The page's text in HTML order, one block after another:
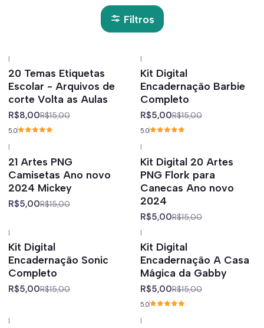
Filtros
|
20 Temas Etiquetas
Escolar - Arquivos de
corte Volta as Aulas
R$8,00R$15,00
5.0
|
Kit Digital
Encadernação Barbie
Completo
R$5,00R$15,00
5.0
|
21 Artes PNG
Camisetas Ano novo
2024 Mickey
R$5,00R$15,00
|
Kit Digital 20 Artes
PNG Flork para
Canecas Ano novo
2024
R$5,00R$15,00
|
Kit Digital
Encadernação Sonic
Completo
R$5,00R$15,00
|
Kit Digital
Encadernação A Casa
Mágica da Gabby
R$5,00R$15,00
5.0
| |